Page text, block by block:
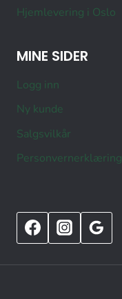
Hjemlevering i Oslo
MINE SIDER
Logg inn
Ny kunde
Salgsvilkår
Personvernerklæring